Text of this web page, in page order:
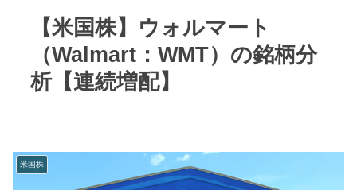
【米国株】ウォルマート
（Walmart：WMT）の銘柄分
析【連続増配】
米国株